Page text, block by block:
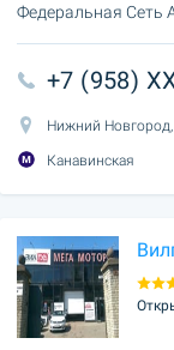
Федеральная Сеть
+7 (958)
Нижний
Канавинская